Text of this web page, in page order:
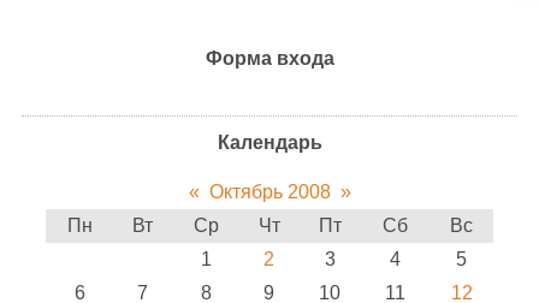
Форма входа
Календарь
« Октябрь 2008 »
Пн
Вт Ср Чт Пт Сб
Вс
1
2 3 4
5
6
7 8 9 10 11
12